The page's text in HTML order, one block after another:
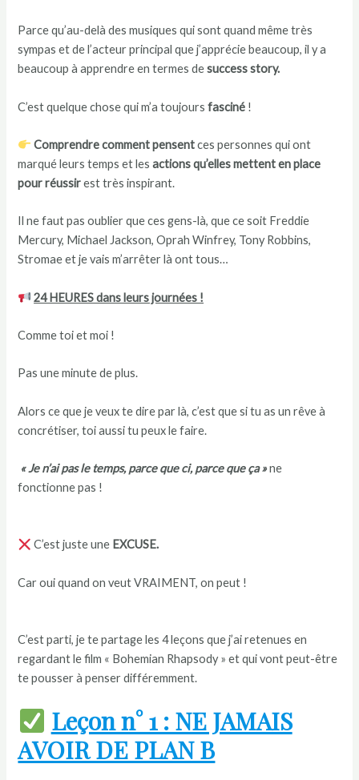
Parce qu’au-delà des musiques qui sont quand même très
sympas et de l’acteur principal que j’apprécie beaucoup, il y a
beaucoup à apprendre en termes desuccess story.
C’est quelque chose qui m’a toujoursfasciné !
Comprendre comment pensentces personnes qui ont
marqué leurs temps et lesactions qu’elles mettent en place
pour réussirest très inspirant.
Il ne faut pas oublier que ces gens-là, que ce soit Freddie
Mercury, Michael Jackson, Oprah Winfrey, Tony Robbins,
Stromae et je vais m’arrêter là ont tous…
24 HEURES dans leurs journées !
Comme toi et moi !
Pas une minute de plus.
Alors ce que je veux te dire par là, c’est que si tu as un rêve à
concrétiser, toi aussi tu peux le faire.
« Je n’ai pas le temps, parce que ci, parce que ça »ne
fonctionne pas !
C’est juste une EXCUSE.
Car oui quand on veut VRAIMENT, on peut !
C’est parti, je te partage les 4 leçons que j’ai retenues en
regardant le film « Bohemian Rhapsody » et qui vont peut-être
te pousser à penser différemment.
Leçon n° 1 : NE JAMAIS
AVOIR DE PLAN B